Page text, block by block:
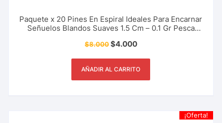
Paquete x 20 Pines En Espiral Ideales Para Encarnar
Señuelos Blandos Suaves 1.5 Cm – 0.1 Gr Pesca
$8.000$4.000
AÑADIR AL CARRITO
¡Oferta!